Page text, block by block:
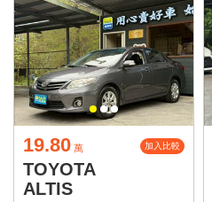
19.80 萬 加入比較
TOYOTA
ALTIS